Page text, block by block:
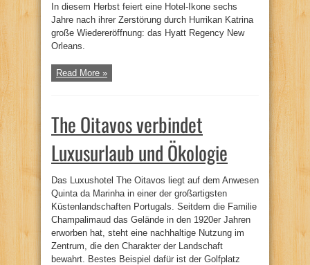
In diesem Herbst feiert eine Hotel-Ikone sechs
Jahre nach ihrer Zerstörung durch Hurrikan Katrina
große Wiedereröffnung: das Hyatt Regency New
Orleans.
Read More »
The Oitavos verbindet
Luxusurlaub und Ökologie
Das Luxushotel The Oitavos liegt auf dem Anwesen
Quinta da Marinha in einer der großartigsten
Küstenlandschaften Portugals. Seitdem die Familie
Champalimaud das Gelände in den 1920er Jahren
erworben hat, steht eine nachhaltige Nutzung im
Zentrum, die den Charakter der Landschaft
bewahrt. Bestes Beispiel dafür ist der Golfplatz